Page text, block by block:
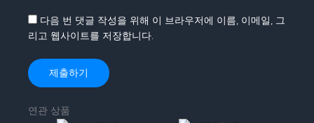
다음 번 댓글 작성을 위해 이 브라우저에 이름, 이메일, 그
리고 웹사이트를 저장합니다.
연관 상품